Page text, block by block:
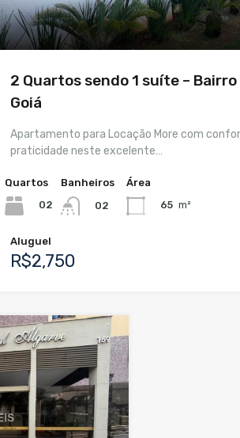
2 Quartos sendo 1 suíte – Bairro
Goiá
Apartamento para Locação More com
praticidade neste excelente…
Quartos
02
Banheiros
02
Área
65 m²
Aluguel
R$2,750